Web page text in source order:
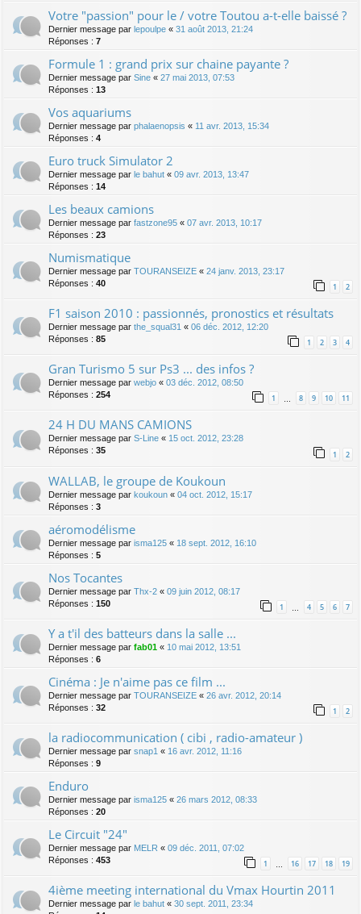
Votre "passion" pour le / votre Toutou a-t-elle baissé ?
Dernier message par lepoulpe « 31 août 2013, 21:24
Réponses : 7
Formule 1 : grand prix sur chaine payante ?
Dernier message par Sine « 27 mai 2013, 07:53
Réponses : 13
Vos aquariums
Dernier message par phalaenopsis « 11 avr. 2013, 15:34
Réponses : 4
Euro truck Simulator 2
Dernier message par le bahut « 09 avr. 2013, 13:47
Réponses : 14
Les beaux camions
Dernier message par fastzone95 « 07 avr. 2013, 10:17
Réponses : 23
Numismatique
Dernier message par TOURANSEIZE « 24 janv. 2013, 23:17
Réponses : 40 1 2
F1 saison 2010 : passionnés, pronostics et résultats
Dernier message par the_squal31 « 06 déc. 2012, 12:20
Réponses : 85 1 2 3 4
Gran Turismo 5 sur Ps3 ... des infos ?
Dernier message par webjo « 03 déc. 2012, 08:50
Réponses : 254 1 … 8 9 10 11
24 H DU MANS CAMIONS
Dernier message par S-Line « 15 oct. 2012, 23:28
Réponses : 35 1 2
WALLAB, le groupe de Koukoun
Dernier message par koukoun « 04 oct. 2012, 15:17
Réponses : 3
aéromodélisme
Dernier message par isma125 « 18 sept. 2012, 16:10
Réponses : 5
Nos Tocantes
Dernier message par Thx-2 « 09 juin 2012, 08:17
Réponses : 150 1 4 5 6 7
Y a t'il des batteurs dans la salle ...
Dernier message par fab01 « 10 mai 2012, 13:51
Réponses : 6
Cinéma : Je n'aime pas ce film ...
Dernier message par TOURANSEIZE « 26 avr. 2012, 20:14
Réponses : 32 1 2
la radiocommunication ( cibi , radio-amateur )
Dernier message par snap1 « 16 avr. 2012, 11:16
Réponses : 9
Enduro
Dernier message par isma125 « 26 mars 2012, 08:33
Réponses : 20
Le Circuit "24"
Dernier message par MELR « 09 déc. 2011, 07:02
Réponses : 453 1 16 17 18 19
4ième meeting international du Vmax Hourtin 2011
Dernier message par le bahut « 30 sept. 2011, 23:34